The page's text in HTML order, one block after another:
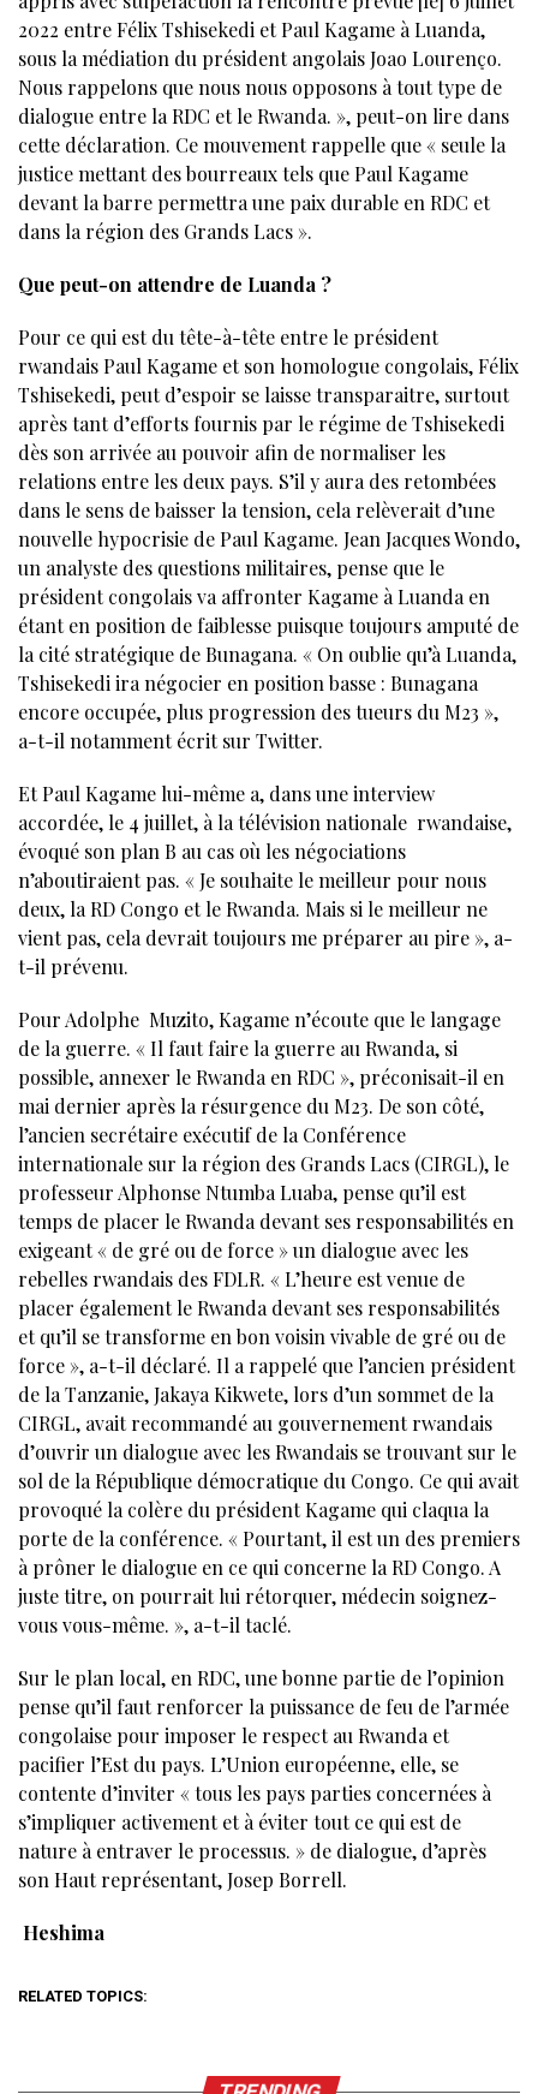
2022 entre Félix Tshisekedi et Paul Kagame à Luanda,
sous la médiation du président angolais Joao Lourenço.
Nous rappelons que nous nous opposons à tout type de
dialogue entre la RDC et le Rwanda. », peut-on lire dans
cette déclaration. Ce mouvement rappelle que « seule la
justice mettant des bourreaux tels que Paul Kagame
devant la barre permettra une paix durable en RDC et
dans la région des Grands Lacs ».
Que peut-on attendre de Luanda ?
Pour ce qui est du tête-à-tête entre le président
rwandais Paul Kagame et son homologue congolais, Félix
Tshisekedi, peut d’espoir se laisse transparaitre, surtout
après tant d’efforts fournis par le régime de Tshisekedi
dès son arrivée au pouvoir afin de normaliser les
relations entre les deux pays. S’il y aura des retombées
dans le sens de baisser la tension, cela relèverait d’une
nouvelle hypocrisie de Paul Kagame. Jean Jacques Wondo,
un analyste des questions militaires, pense que le
président congolais va affronter Kagame à Luanda en
étant en position de faiblesse puisque toujours amputé de
la cité stratégique de Bunagana. « On oublie qu’à Luanda,
Tshisekedi ira négocier en position basse : Bunagana
encore occupée, plus progression des tueurs du M23 »,
a-t-il notamment écrit sur Twitter.
Et Paul Kagame lui-même a, dans une interview
accordée, le 4 juillet, à la télévision nationale rwandaise,
évoqué son plan B au cas où les négociations
n’aboutiraient pas. « Je souhaite le meilleur pour nous
deux, la RD Congo et le Rwanda. Mais si le meilleur ne
vient pas, cela devrait toujours me préparer au pire », a-
t-il prévenu.
Pour Adolphe Muzito, Kagame n’écoute que le langage
de la guerre. « Il faut faire la guerre au Rwanda, si
possible, annexer le Rwanda en RDC », préconisait-il en
mai dernier après la résurgence du M23. De son côté,
l’ancien secrétaire exécutif de la Conférence
internationale sur la région des Grands Lacs (CIRGL), le
professeur Alphonse Ntumba Luaba, pense qu’il est
temps de placer le Rwanda devant ses responsabilités en
exigeant « de gré ou de force » un dialogue avec les
rebelles rwandais des FDLR. « L’heure est venue de
placer également le Rwanda devant ses responsabilités
et qu’il se transforme en bon voisin vivable de gré ou de
force », a-t-il déclaré. Il a rappelé que l’ancien président
de la Tanzanie, Jakaya Kikwete, lors d’un sommet de la
CIRGL, avait recommandé au gouvernement rwandais
d’ouvrir un dialogue avec les Rwandais se trouvant sur le
sol de la République démocratique du Congo. Ce qui avait
provoqué la colère du président Kagame qui claqua la
porte de la conférence. « Pourtant, il est un des premiers
à prôner le dialogue en ce qui concerne la RD Congo. A
juste titre, on pourrait lui rétorquer, médecin soignez-
vous vous-même. », a-t-il taclé.
Sur le plan local, en RDC, une bonne partie de l’opinion
pense qu’il faut renforcer la puissance de feu de l’armée
congolaise pour imposer le respect au Rwanda et
pacifier l’Est du pays. L’Union européenne, elle, se
contente d’inviter « tous les pays parties concernées à
s’impliquer activement et à éviter tout ce qui est de
nature à entraver le processus. » de dialogue, d’après
son Haut représentant, Josep Borrell.
Heshima
RELATED TOPICS: